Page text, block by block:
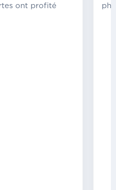
ont profité